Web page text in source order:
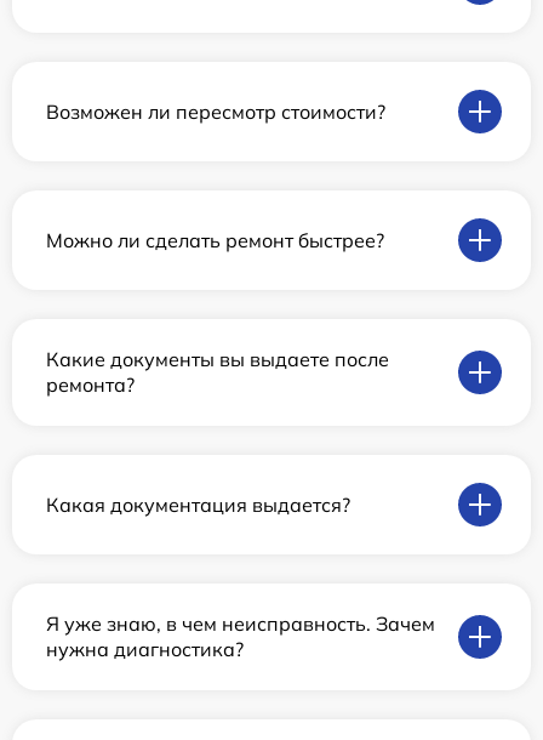
Возможен ли пересмотр стоимости?
Можно ли сделать ремонт быстрее?
Какие документы вы выдаете после
ремонта?
Какая документация выдается?
Я уже знаю, в чем неисправность. Зачем
нужна диагностика?